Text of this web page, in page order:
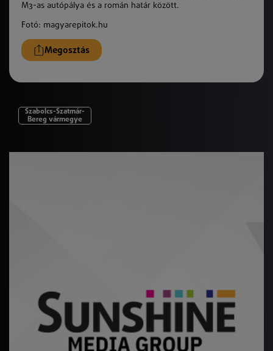
M3-as autópálya és a román határ között.
Fotó: magyarepitok.hu
Megosztás
Szabolcs-Szatmár-
Bereg vármegye